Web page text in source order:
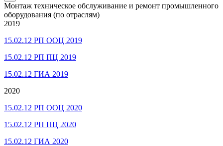
Монтаж техническое обслуживание и ремонт промышленного
оборудования (по отраслям)
2019
15.02.12 РП ООЦ 2019
15.02.12 РП ПЦ 2019
15.02.12 ГИА 2019
2020
15.02.12 РП ООЦ 2020
15.02.12 РП ПЦ 2020
15.02.12 ГИА 2020